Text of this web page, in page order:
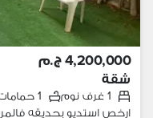
4,200,000 ج.م
شقة
1 غرف نوم 1 حمامات
ارخص استديو بحديقه